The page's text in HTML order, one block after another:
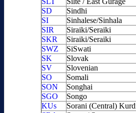
SD
Sindhi
SI
Sinhalese/Sinhala
SIR
Siraiki/Seraiki
SKR
Siraiki/Seraiki
SWZ
SiSwati
SK
Slovak
SV
Slovenian
SO
Somali
SON
Songhai
SGO
Songo
KUs
Sorani (Central)